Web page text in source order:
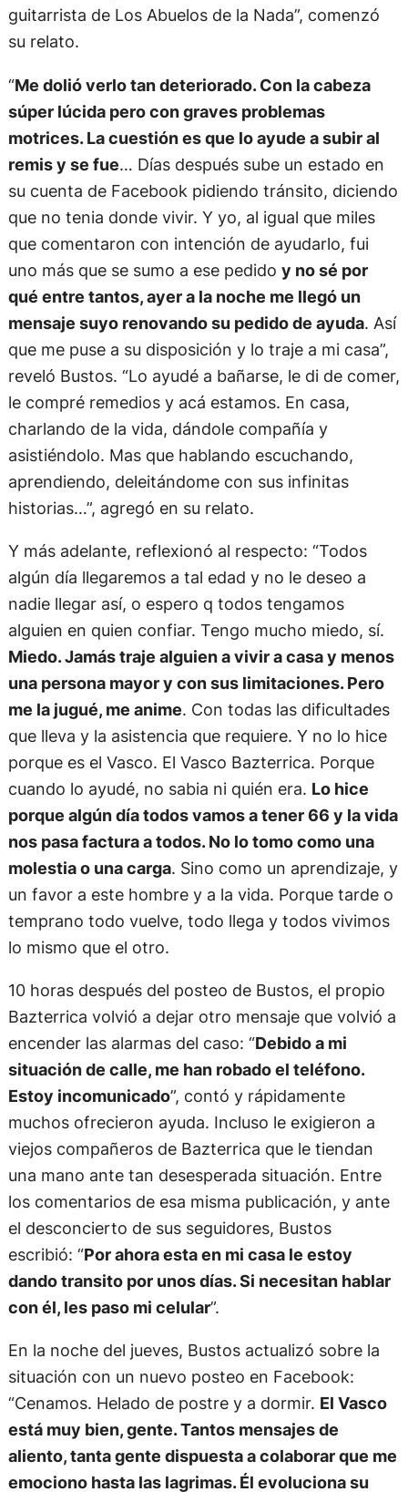
guitarrista de Los Abuelos de la Nada”, comenzó
su relato.
“Me dolió verlo tan deteriorado. Con la cabeza
súper lúcida pero con graves problemas
motrices. La cuestión es que lo ayude a subir al
remis y se fue… Días después sube un estado en
su cuenta de Facebook pidiendo tránsito, diciendo
que no tenia donde vivir. Y yo, al igual que miles
que comentaron con intención de ayudarlo, fui
uno más que se sumo a ese pedido y no sé por
qué entre tantos, ayer a la noche me llegó un
mensaje suyo renovando su pedido de ayuda. Así
que me puse a su disposición y lo traje a mi casa”,
reveló Bustos. “Lo ayudé a bañarse, le di de comer,
le compré remedios y acá estamos. En casa,
charlando de la vida, dándole compañía y
asistiéndolo. Mas que hablando escuchando,
aprendiendo, deleitándome con sus infinitas
historias…”, agregó en su relato.
Y más adelante, reflexionó al respecto: “Todos
algún día llegaremos a tal edad y no le deseo a
nadie llegar así, o espero q todos tengamos
alguien en quien confiar. Tengo mucho miedo, sí.
Miedo. Jamás traje alguien a vivir a casa y menos
una persona mayor y con sus limitaciones. Pero
me la jugué, me anime. Con todas las dificultades
que lleva y la asistencia que requiere. Y no lo hice
porque es el Vasco. El Vasco Bazterrica. Porque
cuando lo ayudé, no sabia ni quién era. Lo hice
porque algún día todos vamos a tener 66 y la vida
nos pasa factura a todos. No lo tomo como una
molestia o una carga. Sino como un aprendizaje, y
un favor a este hombre y a la vida. Porque tarde o
temprano todo vuelve, todo llega y todos vivimos
lo mismo que el otro.
10 horas después del posteo de Bustos, el propio
Bazterrica volvió a dejar otro mensaje que volvió a
encender las alarmas del caso: “Debido a mi
situación de calle, me han robado el teléfono.
Estoy incomunicado”, contó y rápidamente
muchos ofrecieron ayuda. Incluso le exigieron a
viejos compañeros de Bazterrica que le tiendan
una mano ante tan desesperada situación. Entre
los comentarios de esa misma publicación, y ante
el desconcierto de sus seguidores, Bustos
escribió: “Por ahora esta en mi casa le estoy
dando transito por unos días. Si necesitan hablar
con él, les paso mi celular”.
En la noche del jueves, Bustos actualizó sobre la
situación con un nuevo posteo en Facebook:
“Cenamos. Helado de postre y a dormir. El Vasco
está muy bien, gente. Tantos mensajes de
aliento, tanta gente dispuesta a colaborar que me
emociono hasta las lagrimas. Él evoluciona su